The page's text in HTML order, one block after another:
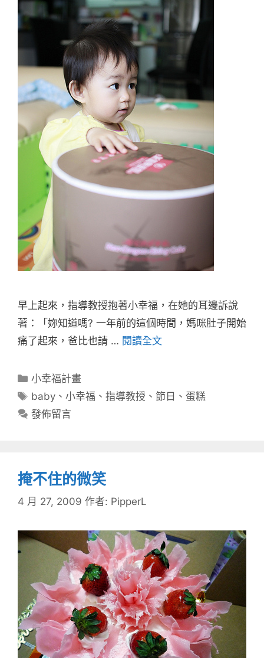
早上起來，指導教授抱著小幸福，在她的耳邊訴說
著：「妳知道嗎? 一年前的這個時間，媽咪肚子開始
痛了起來，爸比也請 … 閱讀全文
分
類
小幸福計畫
標
籤
baby 、小幸福 、指導教授 、 節日 、蛋糕
發佈留言
掩不住的微笑
4 月 27, 2009 作者: PipperL